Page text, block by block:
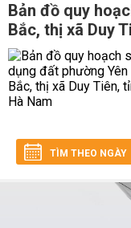
Bản đồ quy
Bắc, thị xã Duy
TÌM THEO NGÀY